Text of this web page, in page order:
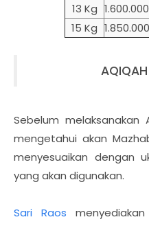
13 Kg 1.600.000
15 Kg
AQIQAH
Sebelum
mengetahui akan
menyesuaikan dengan
yang akan digunakan.
Sari Raos